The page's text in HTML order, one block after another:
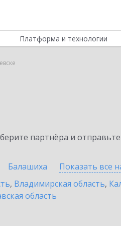
Платформа и технологии
партнёра и
Балашиха Показать все
, Владимирская область,
область